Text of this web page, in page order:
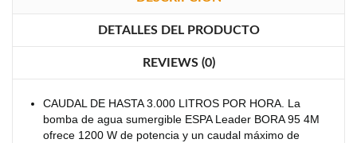
DETALLES DEL PRODUCTO
REVIEWS (0)
CAUDAL DE HASTA 3.000 LITROS POR HORA. La
bomba de agua sumergible ESPA Leader BORA 95 4M
ofrece 1200 W de potencia y un caudal máximo de